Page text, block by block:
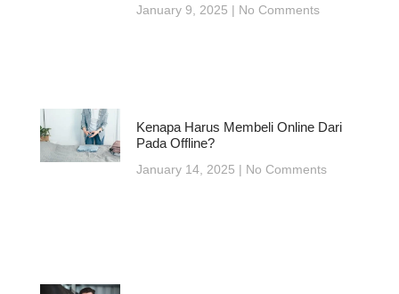
January 9, 2025 No Comments
Kenapa Harus Membeli Online Dari
Pada Offline?
January 14, 2025 No Comments